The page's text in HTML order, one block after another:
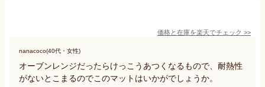
価格と在庫を楽天でチェック >>
nanacoco(40代・女性)
オーブンレンジだったらけっこうあつくなるもので、耐熱性
がないとこまるのでこのマットはいかがでしょうか。